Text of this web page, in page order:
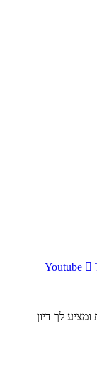
Youtube
לך דיון